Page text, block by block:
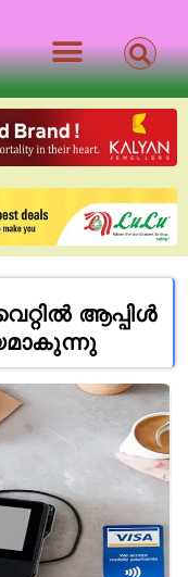
ആപ്പിൾ